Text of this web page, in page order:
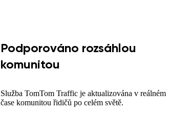
Podporováno rozsáhlou
komunitou
Služba TomTom Traffic je aktualizována v reálném
čase komunitou řidičů po celém světě.